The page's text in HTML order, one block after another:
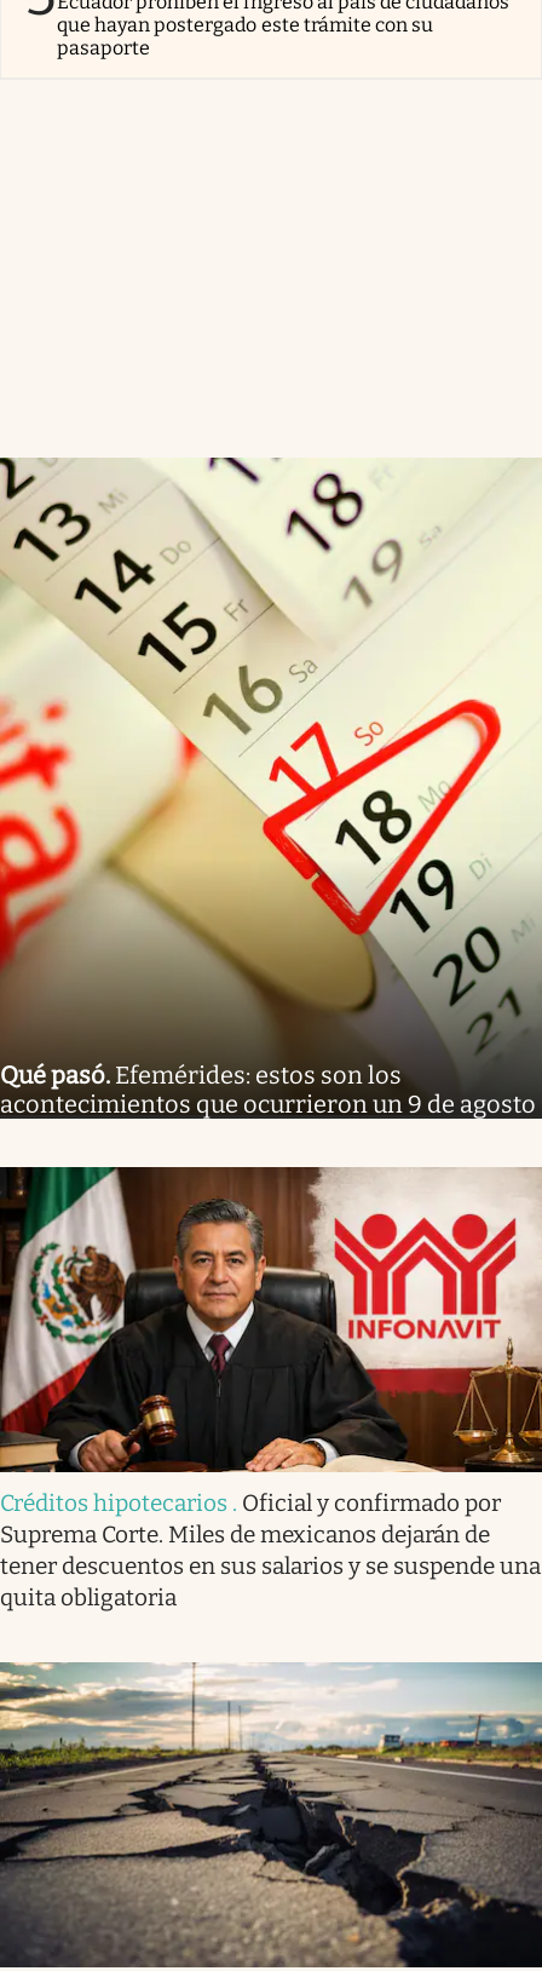
que hayan postergado este trámite con su
pasaporte
Qué pasó. Efemérides: estos son los
acontecimientos que ocurrieron un 9 de agosto
Créditos hipotecarios . Oficial y confirmado por
Suprema Corte. Miles de mexicanos dejarán de
tener descuentos en sus salarios y se suspende una
quita obligatoria